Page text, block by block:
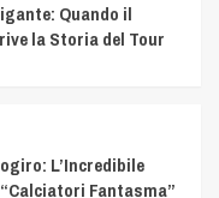
Quando il
la Storia del Tour
L’Incredibile
Fantasma”